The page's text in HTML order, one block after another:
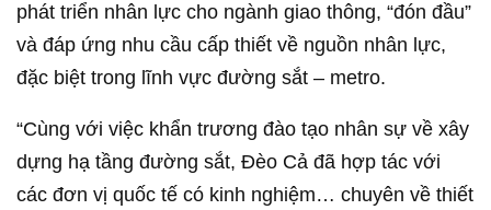
phát triển nhân lực cho ngành giao thông, “đón đầu”
và đáp ứng nhu cầu cấp thiết về nguồn nhân lực,
đặc biệt trong lĩnh vực đường sắt – metro.
“Cùng với việc khẩn trương đào tạo nhân sự về xây
dựng hạ tầng đường sắt, Đèo Cả đã hợp tác với
các đơn vị quốc tế có kinh nghiệm… chuyên về thiết